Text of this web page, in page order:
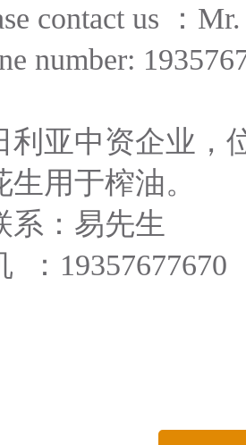
contact us ：
number:
利亚中资企业，
生用于榨油。
系：易先生
： 19357677670